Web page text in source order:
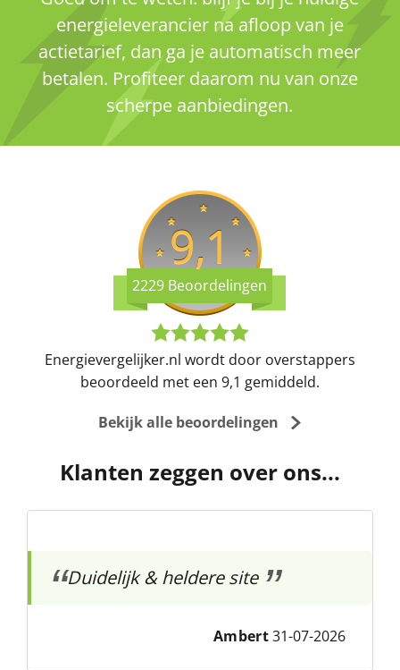
energieleverancier na afloop van je
actietarief, dan ga je automatisch meer
betalen. Profiteer daarom nu van onze
scherpe aanbiedingen.
9,1
2229 Beoordelingen
Energievergelijker.nl wordt door overstappers
beoordeeld met een 9,1 gemiddeld.
Bekijk alle beoordelingen
Klanten zeggen over ons...
Duidelijk & heldere site
Ambert31-07-2026